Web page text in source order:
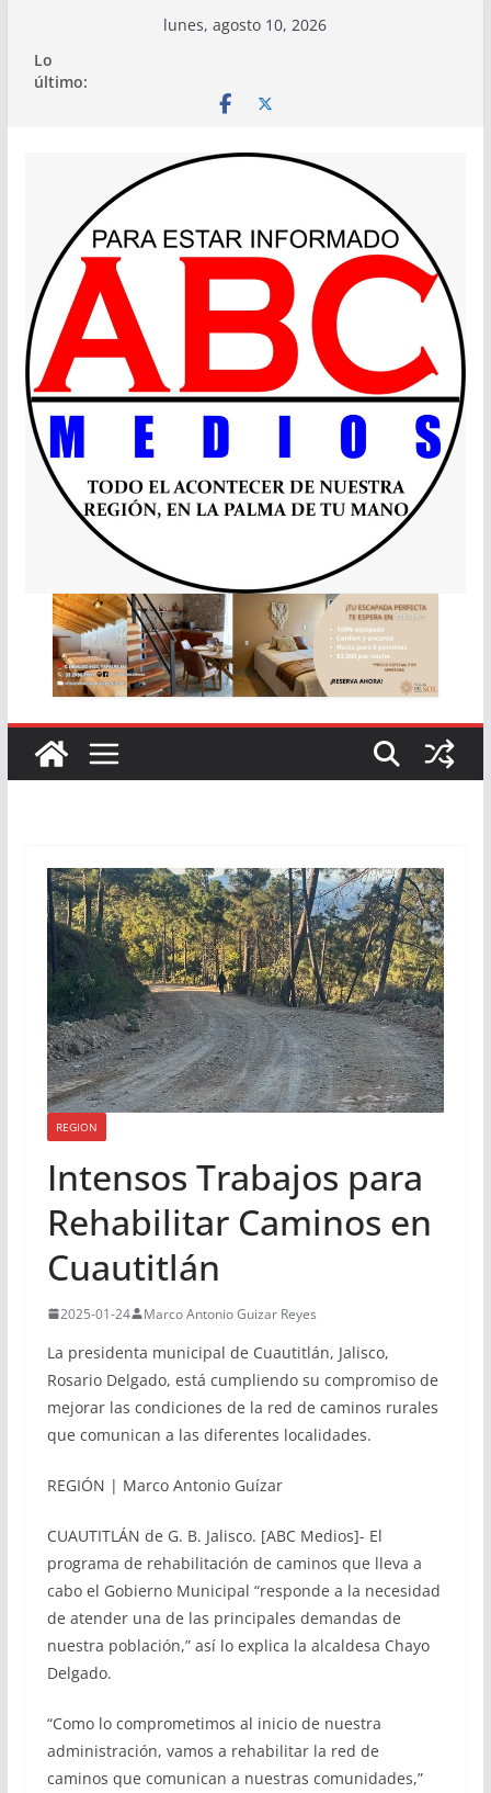
contenido
lunes, agosto 10, 2026
Lo
último:
REGION
Intensos Trabajos para
Rehabilitar Caminos en
Cuautitlán
2025-01-24 Marco Antonio Guizar Reyes
La presidenta municipal de Cuautitlán, Jalisco,
Rosario Delgado, está cumpliendo su compromiso de
mejorar las condiciones de la red de caminos rurales
que comunican a las diferentes localidades.
REGIÓN | Marco Antonio Guízar
CUAUTITLÁN de G. B. Jalisco. [ABC Medios]- El
programa de rehabilitación de caminos que lleva a
cabo el Gobierno Municipal “responde a la necesidad
de atender una de las principales demandas de
nuestra población,” así lo explica la alcaldesa Chayo
Delgado.
“Como lo comprometimos al inicio de nuestra
administración, vamos a rehabilitar la red de
caminos que comunican a nuestras comunidades,”